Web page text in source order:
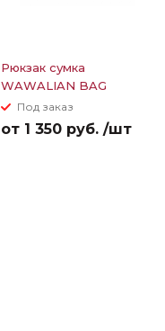
Рюкзак сумка
WAWALIAN BAG
Под заказ
от 1 350 руб. /шт